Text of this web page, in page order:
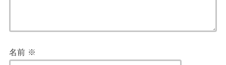
名前 ※